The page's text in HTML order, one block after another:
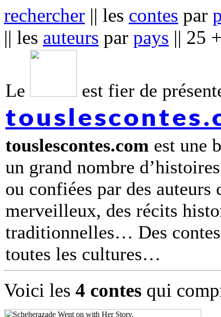
rechercher || les contes par
|| les auteurs par pays || 25
Le est fier de
touslescontes.com est une
un grand nombre
ou confiées par des
merveilleux, des récits
traditionnelles… Des
toutes les cultures
Voici les 4 contes qui